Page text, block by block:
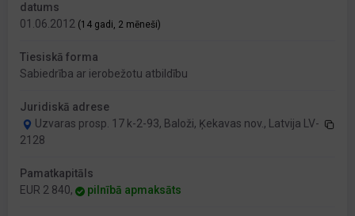
datums
01.06.2012 (14 gadi, 2 mēneši)
Tiesiskā forma
Sabiedrība ar ierobežotu atbildību
Juridiskā adrese
Uzvaras prosp. 17 k-2-93, Baloži, Ķekavas nov., Latvija LV-
2128
Pamatkapitāls
EUR 2 840,
pilnībā apmaksāts